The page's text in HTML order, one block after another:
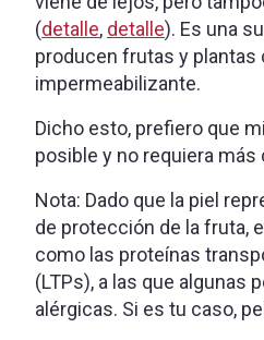
(detalle, detalle). Es una
producen frutas y plantas
impermeabilizante.
Dicho esto, prefiero que
posible y no requiera más
Nota: Dado que la piel
de protección de la fruta,
como las proteínas
(LTPs), a las que algunas
alérgicas. Si es tu caso,